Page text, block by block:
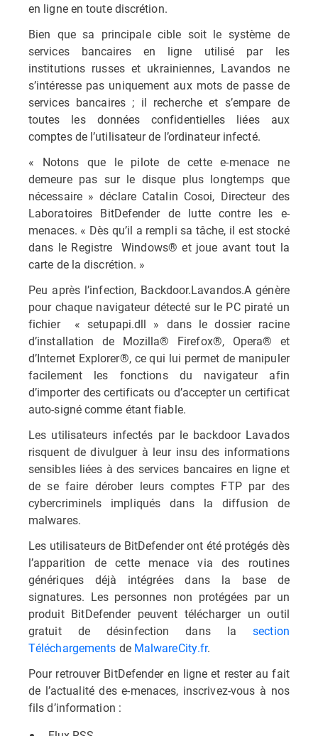
en ligne en toute discrétion.
Bien que sa principale cible soit le système de
services bancaires en ligne utilisé par les
institutions russes et ukrainiennes, Lavandos ne
s’intéresse pas uniquement aux mots de passe de
services bancaires ; il recherche et s’empare de
toutes les données confidentielles liées aux
comptes de l’utilisateur de l’ordinateur infecté.
« Notons que le pilote de cette e-menace ne
demeure pas sur le disque plus longtemps que
nécessaire » déclare Catalin Cosoi, Directeur des
Laboratoires BitDefender de lutte contre les e-
menaces. « Dès qu’il a rempli sa tâche, il est stocké
dans le Registre Windows® et joue avant tout la
carte de la discrétion. »
Peu après l’infection, Backdoor.Lavandos.A génère
pour chaque navigateur détecté sur le PC piraté un
fichier « setupapi.dll » dans le dossier racine
d’installation de Mozilla® Firefox®, Opera® et
d’Internet Explorer®, ce qui lui permet de manipuler
facilement les fonctions du navigateur afin
d’importer des certificats ou d’accepter un certificat
auto-signé comme étant fiable.
Les utilisateurs infectés par le backdoor Lavados
risquent de divulguer à leur insu des informations
sensibles liées à des services bancaires en ligne et
de se faire dérober leurs comptes FTP par des
cybercriminels impliqués dans la diffusion de
malwares.
Les utilisateurs de BitDefender ont été protégés dès
l’apparition de cette menace via des routines
génériques déjà intégrées dans la base de
signatures. Les personnes non protégées par un
produit BitDefender peuvent télécharger un outil
gratuit de désinfection dans lasection
Téléchargements de MalwareCity.fr.
Pour retrouver BitDefender en ligne et rester au fait
de l’actualité des e-menaces, inscrivez-vous à nos
fils d’information :